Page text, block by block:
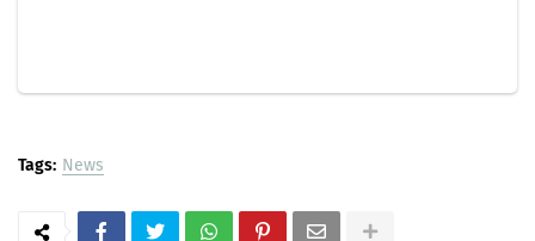
Tags: News